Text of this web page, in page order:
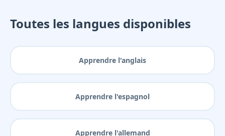
Toutes les langues disponibles
Apprendre l'anglais
Apprendre l'espagnol
Apprendre l'allemand